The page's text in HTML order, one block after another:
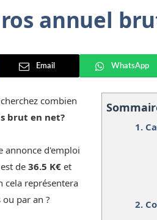
annuel
Email WhatsApp
1.
2.
combien
brut en net?
annonce d'emploi
de 36.5 K€ et
cela représentera
par an ?